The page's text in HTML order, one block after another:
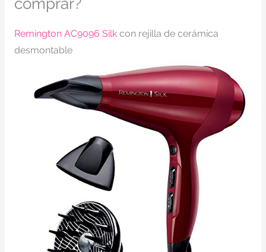
Remington AC9096 Silkcon rejilla de cerámica
desmontable